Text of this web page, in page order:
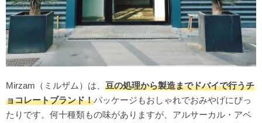
Mirzam（ミルザム）は、 豆の処理から製造までドバイで行うチ
ョコレートブランド！パッケージもおしゃれでおみやげにぴっ
たりです。何十種類もの味がありますが、アルサーカル・アベ